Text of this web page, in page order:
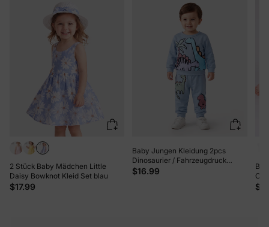
2 Stück Baby Mädchen Little
Daisy Bowknot Kleid Set blau
$17.99
Baby Jungen Kleidung 2pcs
Dinosaurier / Fahrzeugdruck
Sweatshirt und Hosen Set Grau
$16.99